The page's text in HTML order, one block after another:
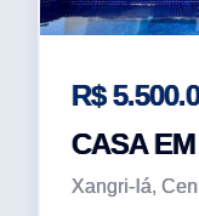
R$
CASA
Xangri-lá,